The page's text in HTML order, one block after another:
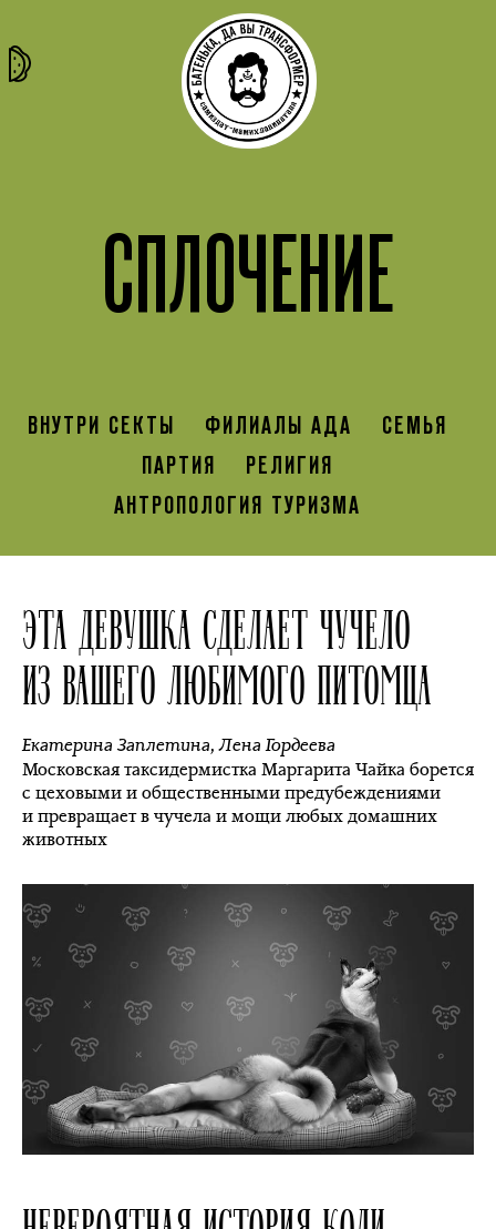
СПЛОЧЕНИЕ
ВНУТРИ СЕКТЫ ФИЛИАЛЫ АДА
СЕМЬЯ
ПАРТИЯ
РЕЛИГИЯ
АНТРОПОЛОГИЯ ТУРИЗМА
ЭТА ДЕВУШКА СДЕЛАЕТ ЧУЧЕЛО
ИЗ ВАШЕГО ЛЮБИМОГО ПИТОМЦА
Екатерина Заплетина,Лена Гордеева
Московская таксидермистка Маргарита Чайка борется
с цеховыми и общественными предубеждениями
и превращает в чучела и мощи любых домашних
животных